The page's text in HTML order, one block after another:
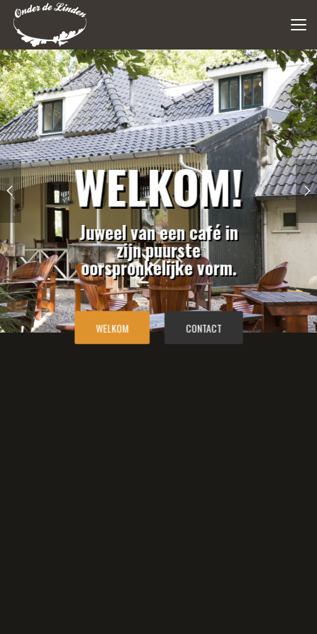
WELKOM!
Juweel van een café in
zijn puurste
oorspronkelijke vorm.
WELKOM CONTACT